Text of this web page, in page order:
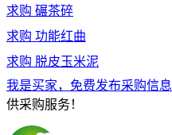
求购 碾茶碎
求购 功能红曲
求购 脱皮玉米泥
我是买家，免费发布采购信息
供采购服务！